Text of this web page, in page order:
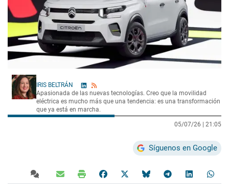
IRIS BELTRÁN
Apasionada de las nuevas tecnologías. Creo que la movilidad
eléctrica es mucho más que una tendencia: es una transformación
que ya está en marcha.
05/07/26 | 21:05
Síguenos en Google